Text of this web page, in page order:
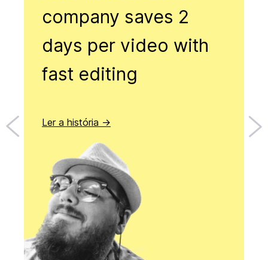
company saves 2
days per video with
fast editing
Ler a história →